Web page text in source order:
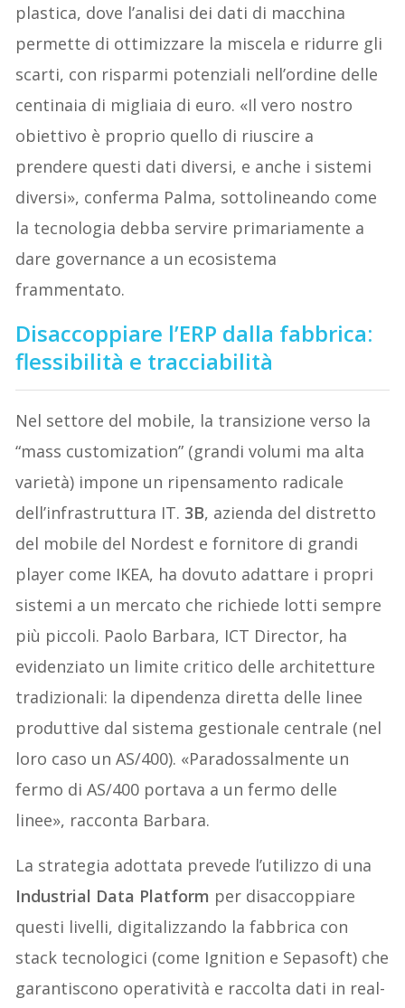
plastica, dove l’analisi dei dati di macchina
permette di ottimizzare la miscela e ridurre gli
scarti, con risparmi potenziali nell’ordine delle
centinaia di migliaia di euro. «Il vero nostro
obiettivo è proprio quello di riuscire a
prendere questi dati diversi, e anche i sistemi
diversi», conferma Palma, sottolineando come
la tecnologia debba servire primariamente a
dare governance a un ecosistema
frammentato.
Disaccoppiare l’ERP dalla fabbrica:
flessibilità e tracciabilità
Nel settore del mobile, la transizione verso la
“mass customization” (grandi volumi ma alta
varietà) impone un ripensamento radicale
dell’infrastruttura IT. 3B, azienda del distretto
del mobile del Nordest e fornitore di grandi
player come IKEA, ha dovuto adattare i propri
sistemi a un mercato che richiede lotti sempre
più piccoli. Paolo Barbara, ICT Director, ha
evidenziato un limite critico delle architetture
tradizionali: la dipendenza diretta delle linee
produttive dal sistema gestionale centrale (nel
loro caso un AS/400). «Paradossalmente un
fermo di AS/400 portava a un fermo delle
linee», racconta Barbara.
La strategia adottata prevede l’utilizzo di una
Industrial Data Platform per disaccoppiare
questi livelli, digitalizzando la fabbrica con
stack tecnologici (come Ignition e Sepasoft) che
garantiscono operatività e raccolta dati in real-